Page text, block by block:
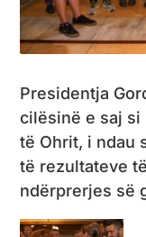
Presidentja
cilësinë e saj si
të Ohrit, i ndau
të rezultateve
ndërprerjes së